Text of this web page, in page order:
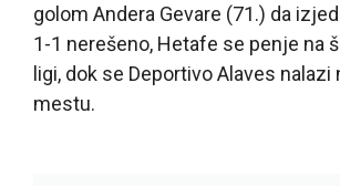
golom Andera Gevare (71.) da
1-1 nerešeno, Hetafe se penje na
ligi, dok se Deportivo Alaves nalazi
mestu.